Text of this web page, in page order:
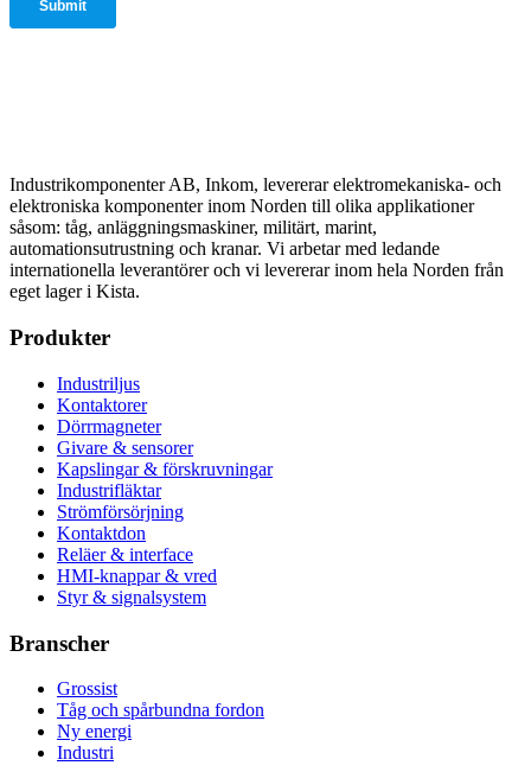
Industrikomponenter AB, Inkom, levererar elektromekaniska- och
elektroniska komponenter inom Norden till olika applikationer
såsom: tåg, anläggningsmaskiner, militärt, marint,
automationsutrustning och kranar. Vi arbetar med ledande
internationella leverantörer och vi levererar inom hela Norden från
eget lager i Kista.
Produkter
Industriljus
Kontaktorer
Dörrmagneter
Givare & sensorer
Kapslingar & förskruvningar
Industrifläktar
Strömförsörjning
Kontaktdon
Reläer & interface
HMI-knappar & vred
Styr & signalsystem
Branscher
Grossist
Tåg och spårbundna fordon
Ny energi
Industri